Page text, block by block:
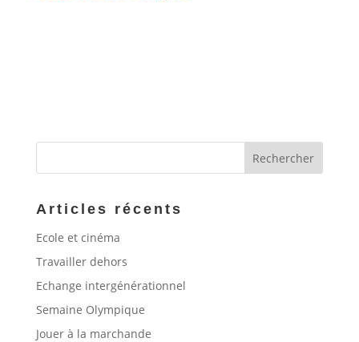
Articles récents
Ecole et cinéma
Travailler dehors
Echange intergénérationnel
Semaine Olympique
Jouer à la marchande